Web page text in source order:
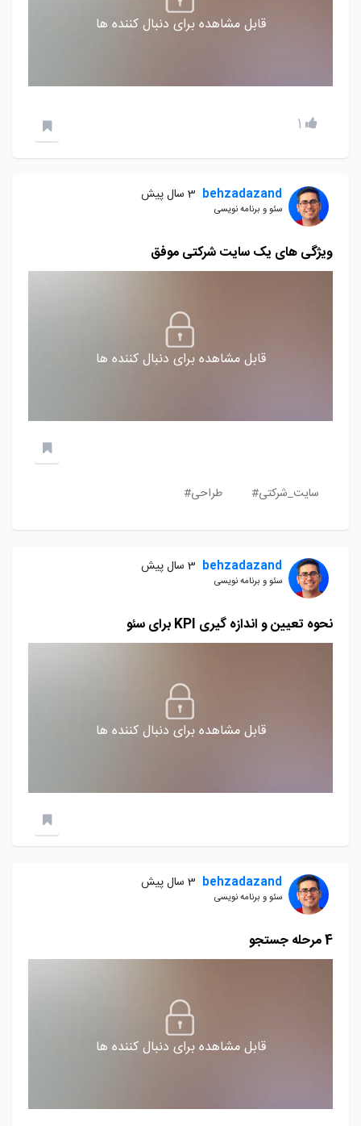
قابل مشاهده برای دنبال کننده ها
1
behzadazand 3 سال پیش
سئو و برنامه نویسی
ویژگی های یک سایت شرکتی موفق
قابل مشاهده برای دنبال کننده ها
سایت_شرکتی# طراحی#
behzadazand 3 سال پیش
سئو و برنامه نویسی
نحوه تعیین و اندازه گیری KPI برای سئو
قابل مشاهده برای دنبال کننده ها
behzadazand 3 سال پیش
سئو و برنامه نویسی
4 مرحله جستجو
قابل مشاهده برای دنبال کننده ها